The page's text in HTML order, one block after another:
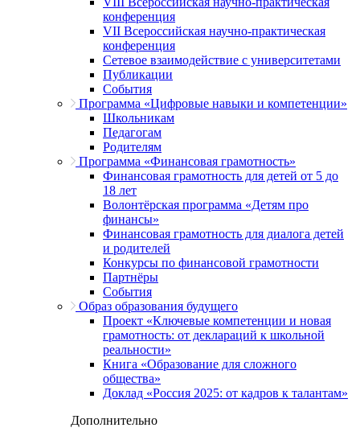
конференция
VII Всероссийская научно-практическая
конференция
Сетевое взаимодействие с университетами
Публикации
События
Программа «Цифровые навыки и компетенции»
Школьникам
Педагогам
Родителям
Программа «Финансовая грамотность»
Финансовая грамотность для детей от 5 до
18 лет
Волонтёрская программа «Детям про
финансы»
Финансовая грамотность для диалога детей
и родителей
Конкурсы по финансовой грамотности
Партнёры
События
Образ образования будущего
Проект «Ключевые компетенции и новая
грамотность: от деклараций к школьной
реальности»
Книга «Образование для сложного
общества»
Доклад «Россия 2025: от кадров к талантам»
Дополнительно